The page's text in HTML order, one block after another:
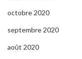
octobre 2020
septembre 2020
août 2020